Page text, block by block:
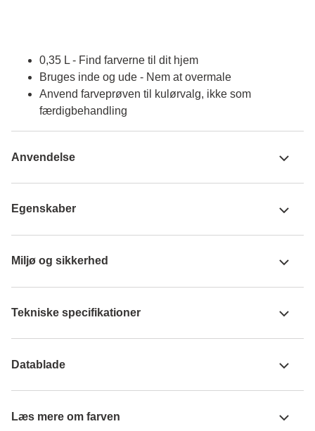
0,35 L - Find farverne til dit hjem
Bruges inde og ude - Nem at overmale
Anvend farveprøven til kulørvalg, ikke som
færdigbehandling
Anvendelse
Egenskaber
Miljø og sikkerhed
Tekniske specifikationer
Datablade
Læs mere om farven